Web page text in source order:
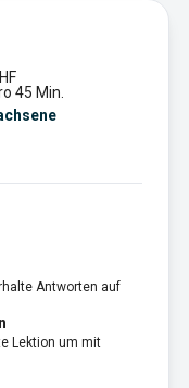
45 Min.
Antworten auf
Lektion um mit